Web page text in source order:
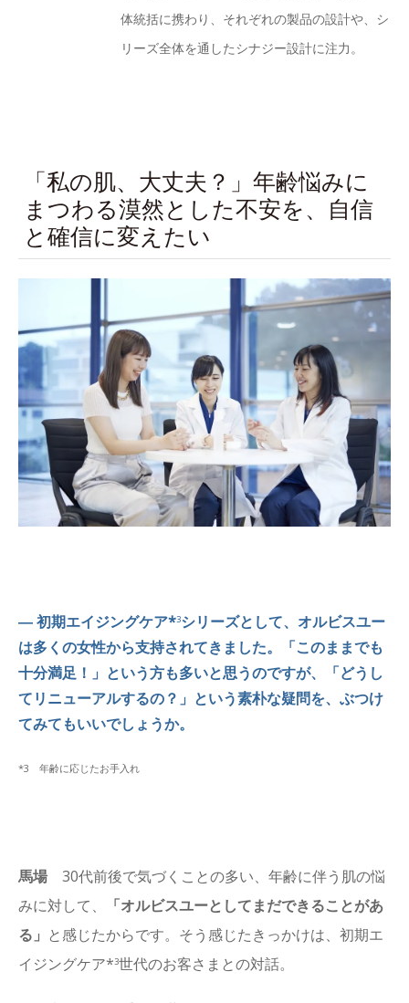
体統括に携わり、それぞれの製品の設計や、シ
リーズ全体を通したシナジー設計に注力。
「私の肌、大丈夫？」年齢悩みに
まつわる漠然とした不安を、自信
と確信に変えたい
― 初期エイジングケア*3シリーズとして、オルビスユー
は多くの女性から支持されてきました。「このままでも
十分満足！」という方も多いと思うのですが、「どうし
てリニューアルするの？」という素朴な疑問を、ぶつけ
てみてもいいでしょうか。
*3 年齢に応じたお手入れ
馬場 30代前後で気づくことの多い、年齢に伴う肌の悩
みに対して、
「オルビスユーとしてまだできることがあ
る」 と感じたからです。そう感じたきっかけは、初期エ
イジングケア*3世代のお客さまとの対話。